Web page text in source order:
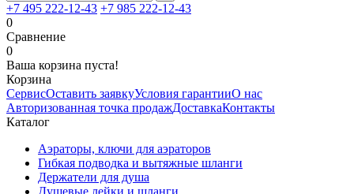
+7 495 222-12-43 +7 985 222-12-43
0
Сравнение
0
Ваша корзина пуста!
Корзина
СервисОставить заявкуУсловия гарантииО нас
Авторизованная точка продажДоставкаКонтакты
Каталог
Аэраторы, ключи для аэраторов
Гибкая подводка и вытяжные шланги
Держатели для душа
Душевые лейки и шланги